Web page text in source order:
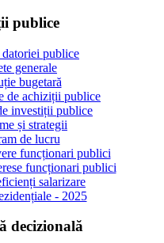
publice
publice
generale
bugetară
de achiziții publice
investiții publice
și strategii
de lucru
funcționari publici
funcționari publici
salarizare
- 2025
decizională